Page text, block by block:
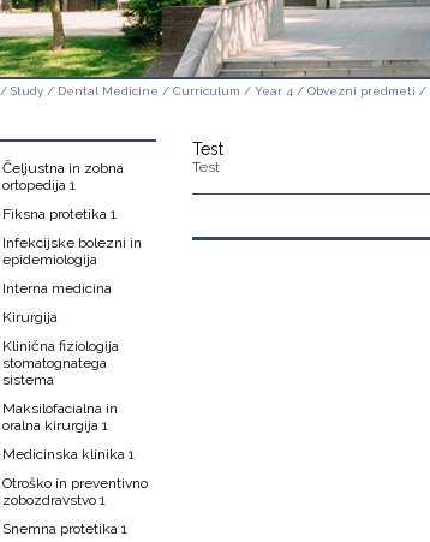
/ Study / Dental Medicine / Curriculum / Year 4 / Obvezni predmeti /
Čeljustna in zobna
ortopedija 1
Fiksna protetika 1
Infekcijske bolezni in
epidemiologija
Interna medicina
Kirurgija
Klinična fiziologija
stomatognatega
sistema
Maksilofacialna in
oralna kirurgija 1
Medicinska klinika 1
Otroško in preventivno
zobozdravstvo 1
Snemna protetika 1
Test
Test